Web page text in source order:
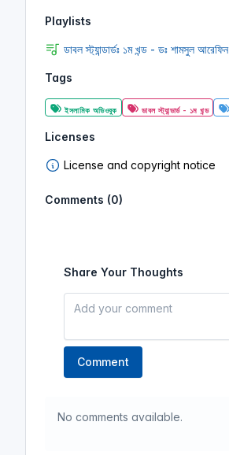
Playlists
ডাবল স্ট্যান্ডার্ডঃ ১ম খন্ড - ডঃ শামসুল আরেফিন
Tags
ইসলামিক অডিওবুক ডাবল স্ট্যান্ডার্ড - ১ম খন্ড
Licenses
License and copyright notice
Comments (0)
Share Your Thoughts
Comment
No comments available.